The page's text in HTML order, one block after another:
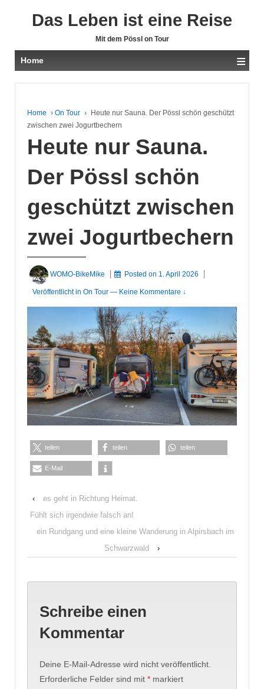
Das Leben ist eine Reise
Mit dem Pössl on Tour
Home ≡
Home › On Tour ›
Heute nur Sauna. Der Pössl schön geschützt
zwischen zwei Jogurtbechern
Heute nur Sauna.
Der Pössl schön
geschützt zwischen
zwei Jogurtbechern
WOMO-BikeMike Posted on 1. April 2026
Veröffentlicht in On Tour — Keine Kommentare ↓
teilen teilen teilen
E-Mail
‹
es geht in Richtung Heimat.
Fühlt sich irgendwie falsch an!
ein Rundgang und eine kleine Wanderung in Alpirsbach im
Schwarzwald
›
Schreibe einen
Kommentar
Deine E-Mail-Adresse wird nicht veröffentlicht.
Erforderliche Felder sind mit * markiert